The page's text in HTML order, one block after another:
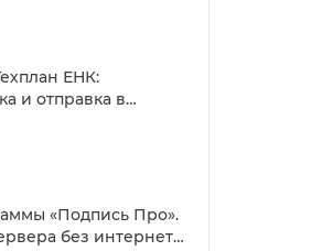
ЕНК:
и отправка
«Подпись Про».
без интернета